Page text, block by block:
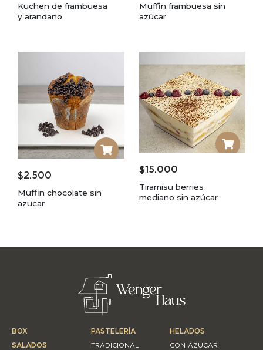
Kuchen de frambuesa
y arandano
Muffin frambuesa sin
azúcar
$2.500
Muffin chocolate sin
azucar
$15.000
Tiramisu berries
mediano sin azúcar
BOX
SALADOS
PASTELERÍA
TRADICIONAL
HELADOS
CON AZÚCAR